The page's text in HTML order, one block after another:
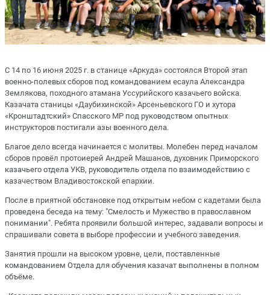
С 14 по 16 июня 2025 г. в станице «Аркуда» состоялся Второй этап
военно-полевых сборов под командованием есаула Александра
Землякова, походного атамана Уссурийского казачьего войска.
Казачата станицы «Даубихинской» Арсеньевского ГО и хутора
«Кронштадтский» Спасского МР под руководством опытных
инструкторов постигали азы военного дела.
Благое дело всегда начинается с молитвы. Молебен перед началом
сборов провёл протоиерей Андрей Машанов, духовник Приморского
казачьего отдела УКВ, руководитель отдела по взаимодействию с
казачеством Владивостокской епархии.
После в приятной обстановке под открытым небом с кадетами была
проведена беседа на тему: "Смелость и Мужество в православном
понимании". Ребята проявили большой интерес, задавали вопросы и
спрашивали совета в выборе профессии и учебного заведения.
Занятия прошли на высоком уровне, цели, поставленные
командованием Отдела для обучения казачат выполнены в полном
объёме.